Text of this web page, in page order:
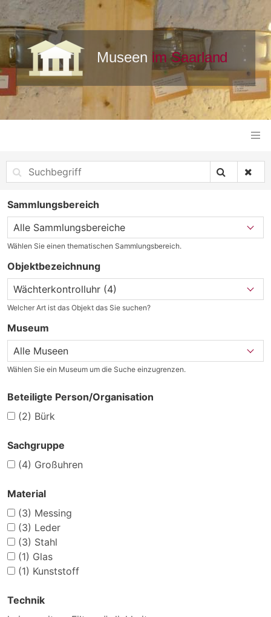
Sammlungsbereich
Wählen Sie einen thematischen Sammlungsbereich.
Objektbezeichnung
Welcher Art ist das Objekt das Sie suchen?
Museum
Wählen Sie ein Museum um die Suche einzugrenzen.
Beteiligte Person/Organisation
(2) Bürk
Sachgruppe
(4) Großuhren
Material
(3) Messing
(3) Leder
(3) Stahl
(1) Glas
(1) Kunststoff
Technik